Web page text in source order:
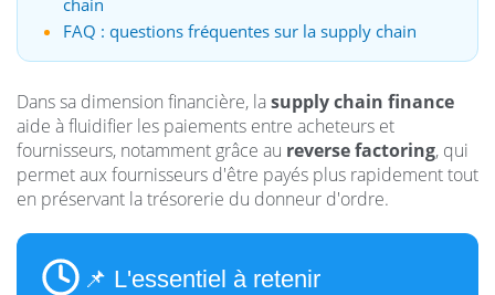
chain
FAQ : questions fréquentes sur la supply chain
Dans sa dimension financière, lasupply chain finance
aide à fluidifier les paiements entre acheteurs et
fournisseurs, notamment grâce au reverse factoring, qui
permet aux fournisseurs d'être payés plus rapidement tout
en préservant la trésorerie du donneur d'ordre.
📌 L'essentiel à retenir